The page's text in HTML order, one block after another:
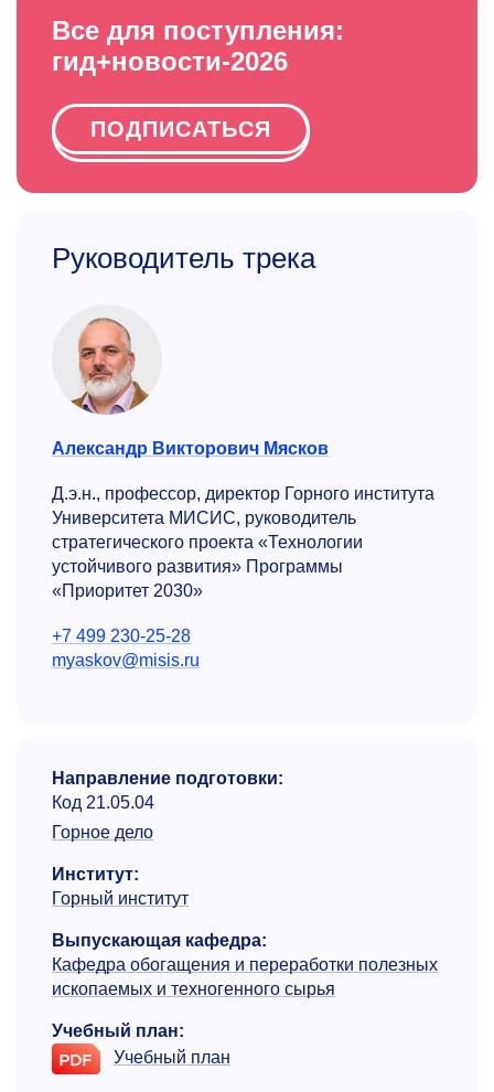
Все для поступления:
гид+новости-2026
ПОДПИСАТЬСЯ
Руководитель трека
Александр Викторович Мясков
Д.э.н., профессор, директор Горного института
Университета МИСИС, руководитель
стратегического проекта «Технологии
устойчивого развития» Программы
«Приоритет 2030»
+7 499 230-25-28
myaskov@misis.ru
Направление подготовки:
Код 21.05.04
Горное дело
Институт:
Горный институт
Выпускающая кафедра:
Кафедра обогащения и переработки полезных
ископаемых и техногенного сырья
Учебный план:
Учебный план